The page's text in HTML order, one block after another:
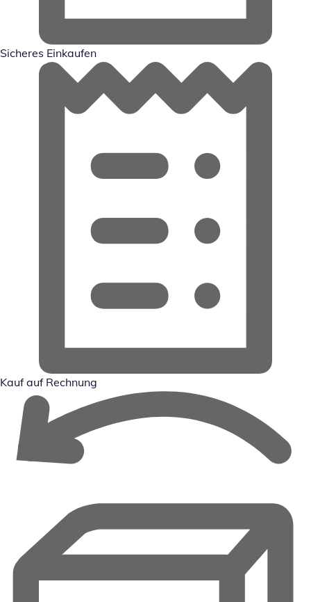
Sicheres Einkaufen
Kauf auf Rechnung